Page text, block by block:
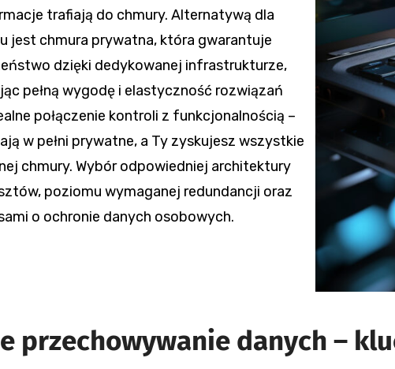
trafiają do chmury. Alternatywą dla
jest chmura prywatna, która gwarantuje
dzięki dedykowanej infrastrukturze,
pełną wygodę i elastyczność rozwiązań
połączenie kontroli z funkcjonalnością –
w pełni prywatne, a Ty zyskujesz wszystkie
chmury. Wybór odpowiedniej architektury
poziomu wymaganej redundancji oraz
o ochronie danych osobowych.
przechowywanie danych –